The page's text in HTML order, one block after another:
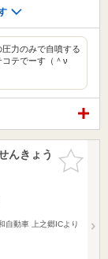
力のみで自噴する
テでーす（＾ν
お気に入
りに追加
んきょう
自動車 上之郷ICより